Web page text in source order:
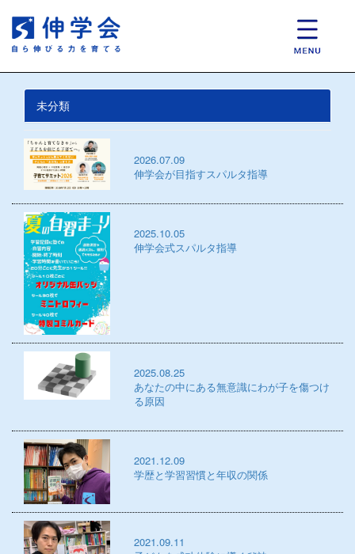
未分類
2026.07.09
伸学会が目指すスパルタ指導
2025.10.05
伸学会式スパルタ指導
2025.08.25
あなたの中にある無意識にわが子を傷つけ
る原因
2021.12.09
学歴と学習習慣と年収の関係
2021.09.11